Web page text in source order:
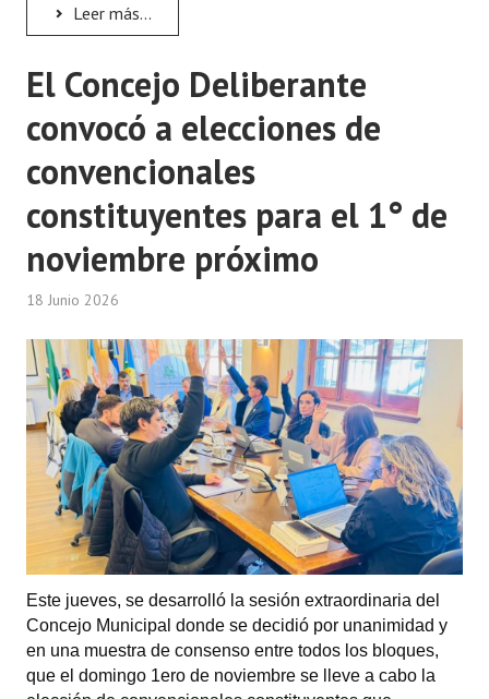
Audiencias Públicas - Registro
Periodistas Decanos - Registro
Ciudadano Ilustre - Registro
Banca del Vecino - Registro
Huéspedes de Honor - Registro
Antiguos Pobladores - Registro
Bariloche, Municipio intercultural
Entrega de distinciones
REFORMA DE LA CARTA ORGÁNICA
Leer más...
El Concejo Deliberante
convocó a elecciones de
convencionales
constituyentes para el 1° de
noviembre próximo
18 Junio 2026
Este jueves, se desarrolló la sesión extraordinaria del
Concejo Municipal donde se decidió por unanimidad y
en una muestra de consenso entre todos los bloques,
que el domingo 1ero de noviembre se lleve a cabo la